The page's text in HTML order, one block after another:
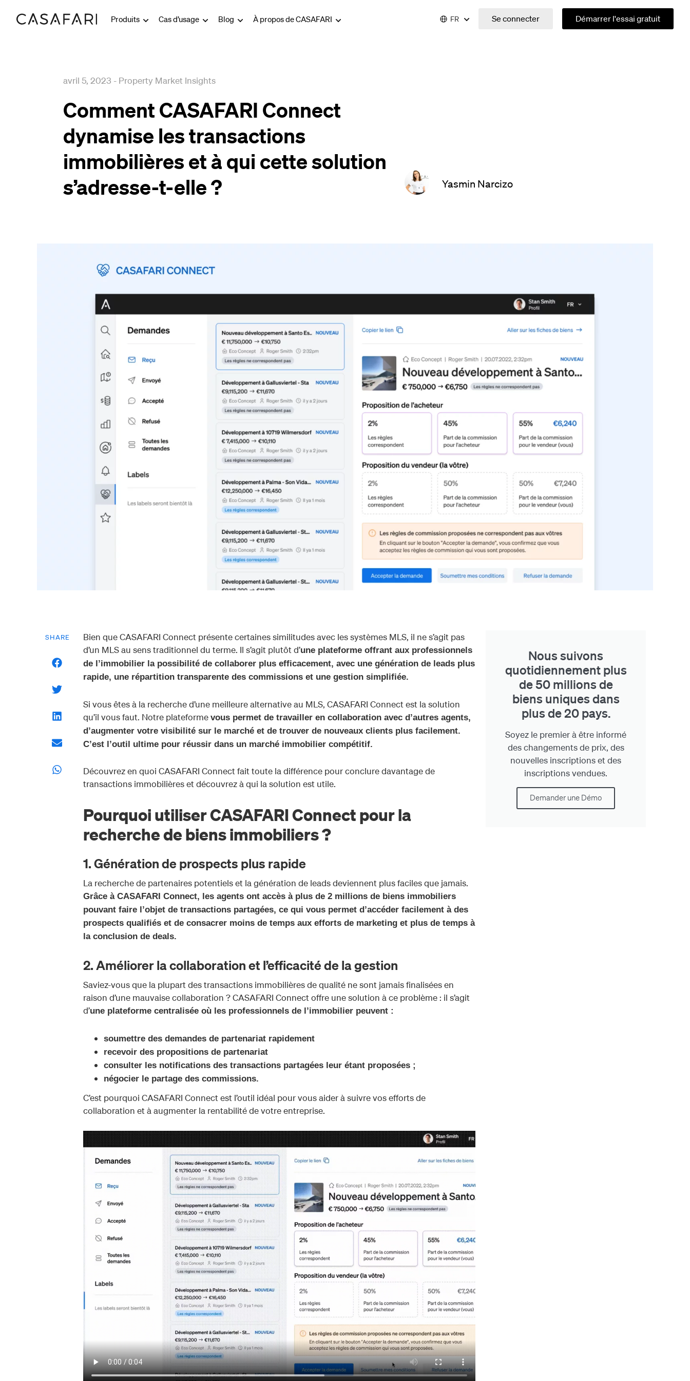
Produits Cas d’usage Blog À propos de CASAFARI FR Se connecter Démarrer l'essai gratuit
avril 5, 2023 - Property Market Insights
Comment CASAFARI Connect
dynamise les transactions
immobilières et à qui cette solution
s’adresse-t-elle ?
Yasmin Narcizo
SHARE
Bien que CASAFARI Connect présente certaines similitudes avec les systèmes MLS, il ne s’agit pas
d’un MLS au sens traditionnel du terme. Il s’agit plutôt d’une plateforme offrant aux professionnels
de l’immobilier la possibilité de collaborer plus efficacement, avec une génération de leads plus
rapide, une répartition transparente des commissions et une gestion simplifiée.
Si vous êtes à la recherche d’une meilleure alternative au MLS, CASAFARI Connect est la solution
qu’il vous faut. Notre plateforme vous permet de travailler en collaboration avec d’autres agents,
d’augmenter votre visibilité sur le marché et de trouver de nouveaux clients plus facilement.
C’est l’outil ultime pour réussir dans un marché immobilier compétitif.
Découvrez en quoi CASAFARI Connect fait toute la différence pour conclure davantage de
transactions immobilières et découvrez à qui la solution est utile.
Pourquoi utiliser CASAFARI Connect pour la
recherche de biens immobiliers ?
1. Génération de prospects plus rapide
La recherche de partenaires potentiels et la génération de leads deviennent plus faciles que jamais.
Grâce à CASAFARI Connect, les agents ont accès à plus de 2 millions de biens immobiliers
pouvant faire l’objet de transactions partagées, ce qui vous permet d’accéder facilement à des
prospects qualifiés et de consacrer moins de temps aux efforts de marketing et plus de temps à
la conclusion de deals.
2. Améliorer la collaboration et l’efficacité de la gestion
Saviez-vous que la plupart des transactions immobilières de qualité ne sont jamais finalisées en
raison d’une mauvaise collaboration ? CASAFARI Connect offre une solution à ce problème : il s’agit
d’une plateforme centralisée où les professionnels de l’immobilier peuvent :
soumettre des demandes de partenariat rapidement
recevoir des propositions de partenariat
consulter les notifications des transactions partagées leur étant proposées ;
négocier le partage des commissions.
C’est pourquoi CASAFARI Connect est l’outil idéal pour vous aider à suivre vos efforts de
collaboration et à augmenter la rentabilité de votre entreprise.
Nous suivons
quotidiennement plus
de 50 millions de
biens uniques dans
plus de 20 pays.
Soyez le premier à être informé
des changements de prix, des
nouvelles inscriptions et des
inscriptions vendues.
Demander une Démo